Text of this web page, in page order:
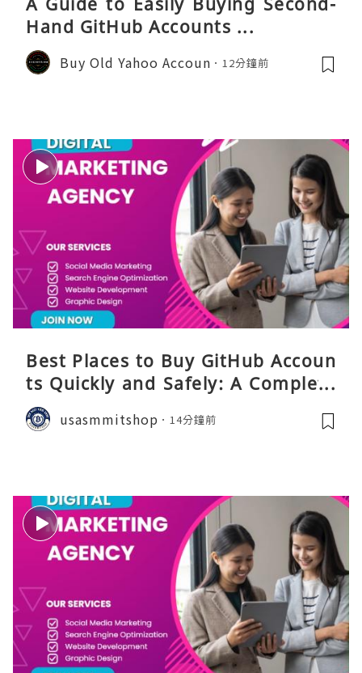
Hand GitHub Accounts ...
Buy Old Yahoo Accoun 12分鐘前
Best Places to Buy GitHub Accoun
ts Quickly and Safely: A Complete
Guide
usasmmitshop 14分鐘前